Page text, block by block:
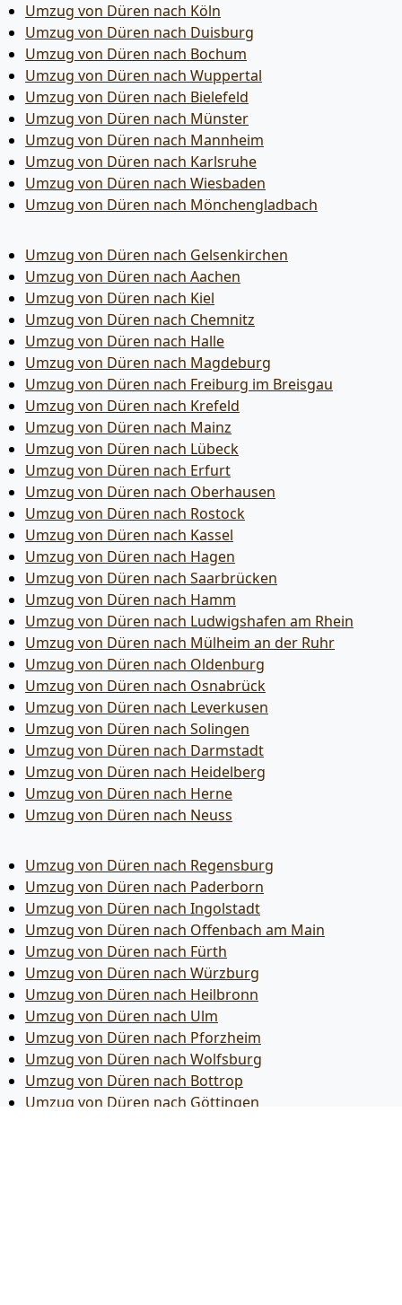
Umzug von Düren nach Köln
Umzug von Düren nach Duisburg
Umzug von Düren nach Bochum
Umzug von Düren nach Wuppertal
Umzug von Düren nach Bielefeld
Umzug von Düren nach Münster
Umzug von Düren nach Mannheim
Umzug von Düren nach Karlsruhe
Umzug von Düren nach Wiesbaden
Umzug von Düren nach Mönchen­gladbach
Umzug von Düren nach Gelsenkirchen
Umzug von Düren nach Aachen
Umzug von Düren nach Kiel
Umzug von Düren nach Chemnitz
Umzug von Düren nach Halle
Umzug von Düren nach Magdeburg
Umzug von Düren nach Freiburg im Breisgau
Umzug von Düren nach Krefeld
Umzug von Düren nach Mainz
Umzug von Düren nach Lübeck
Umzug von Düren nach Erfurt
Umzug von Düren nach Oberhausen
Umzug von Düren nach Rostock
Umzug von Düren nach Kassel
Umzug von Düren nach Hagen
Umzug von Düren nach Saarbrücken
Umzug von Düren nach Hamm
Umzug von Düren nach Ludwigshafen am Rhein
Umzug von Düren nach Mülheim an der Ruhr
Umzug von Düren nach Oldenburg
Umzug von Düren nach Osnabrück
Umzug von Düren nach Leverkusen
Umzug von Düren nach Solingen
Umzug von Düren nach Darmstadt
Umzug von Düren nach Heidelberg
Umzug von Düren nach Herne
Umzug von Düren nach Neuss
Umzug von Düren nach Regensburg
Umzug von Düren nach Paderborn
Umzug von Düren nach Ingolstadt
Umzug von Düren nach Offenbach am Main
Umzug von Düren nach Fürth
Umzug von Düren nach Würzburg
Umzug von Düren nach Heilbronn
Umzug von Düren nach Ulm
Umzug von Düren nach Pforzheim
Umzug von Düren nach Wolfsburg
Umzug von Düren nach Bottrop
Umzug von Düren nach Göttingen